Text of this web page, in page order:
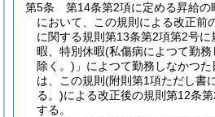
第5条
第14条第2項に定める昇給
において、この規則による改正前
に関する規則第13条第2項第2号
暇、特別休暇(私傷病によつて勤
除く。) 」によつて勤務しなかつ
は、この規則 (附則第1項ただし書
る。)による改正後の規則第12条
する。